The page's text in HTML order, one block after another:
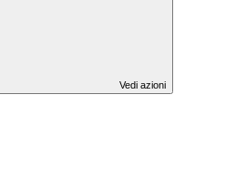
Vedi azioni